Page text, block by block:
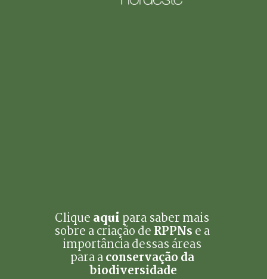
Clique aqui para saber mais
sobre a criação de RPPNs e a
importância dessas áreas
para a conservação da
biodiversidade